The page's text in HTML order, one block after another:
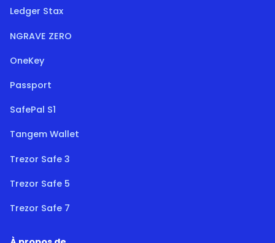
Ledger Stax
NGRAVE ZERO
OneKey
Passport
SafePal S1
Tangem Wallet
Trezor Safe 3
Trezor Safe 5
Trezor Safe 7